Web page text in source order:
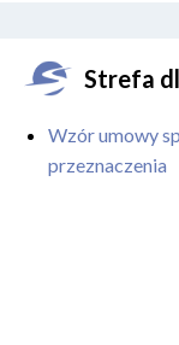
Strefa
Wzór umowy
przeznaczenia